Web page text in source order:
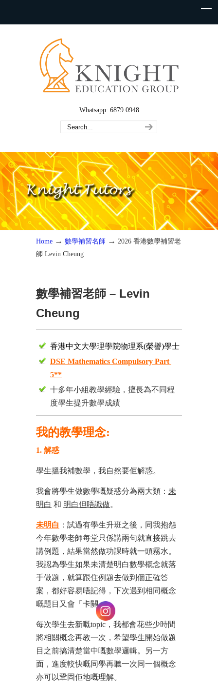
Whatsapp: 6879 0948
Home → 數學補習名師 → 2026 香港數學補習老
師 Levin Cheung
數學補習老師 – Levin
Cheung
香港中文大學理學院物理系(榮譽)學士
DSE Mathematics Compulsory Part
5**
十多年小組教學經驗，擅長為不同程
度學生提升數學成績
我的教學理念:
1. 解惑
學生搵我補數學，我自然要佢解惑。
我會將學生做數學嘅疑惑分為兩大類： 未
明白 和 明白但唔識做。
未明白 ：試過有學生升班之後，同我抱怨
今年數學老師每堂只係講兩句就直接跳去
講例題，結果當然做功課時就一頭霧水。
我認為學生如果未清楚明白數學概念就落
手做題，就算跟住例題去做到個正確答
案，都好容易唔記得，下次遇到相同概念
嘅題目又會「卡關」。
每次學生去新嘅topic，我都會花些少時間
將相關概念再教一次，希望學生開始做題
目之前搞清楚當中嘅數學邏輯。另一方
面，進度較快嘅同學再聽一次同一個概念
亦可以鞏固佢地嘅理解。